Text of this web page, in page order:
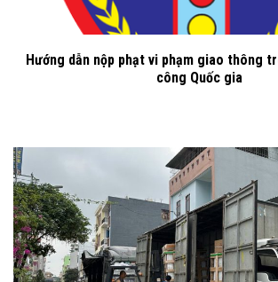
Hướng dẫn nộp phạt vi phạm giao thông
công Quốc gia